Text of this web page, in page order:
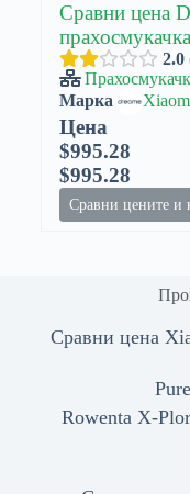
Сравни цена
прахосмукачка
2.0
Марка
Цена
$995.28
$995.28
Сравни цените и
Сравни цена
Rowenta X-